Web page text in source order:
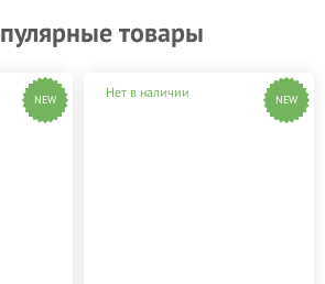
товары
NEW Нет в наличии NEW